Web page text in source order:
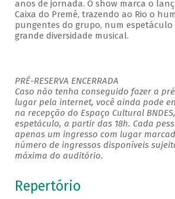
anos de jornada. O show marca o
Caixa do Premê, trazendo ao Rio o
pungentes do grupo, num espetáculo
grande diversidade musical.
PRÉ-RESERVA ENCERRADA
Caso não tenha conseguido fazer a
lugar pela internet, você ainda pode
na recepção do Espaço Cultural
espetáculo, a partir das 18h. Cada
apenas um ingresso com lugar
número de ingressos disponíveis
máxima do auditório.
Repertório